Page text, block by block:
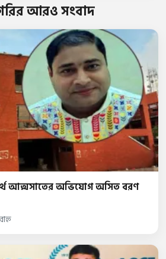
আরও সংবাদ
আত্মসাতের অভিযোগ অসিত বরণ